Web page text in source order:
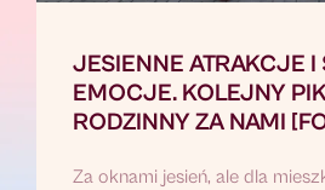
JESIENNE ATRAKCJE I
EMOCJE. KOLEJNY
RODZINNY ZA NAMI
Za oknami jesień, ale dla